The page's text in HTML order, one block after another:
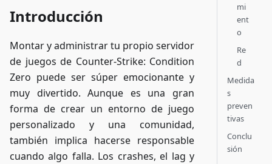
Introducción
Montar y administrar tu propio servidor
de juegos de Counter-Strike: Condition
Zero puede ser súper emocionante y
muy divertido. Aunque es una gran
forma de crear un entorno de juego
personalizado y una comunidad,
también implica hacerse responsable
cuando algo falla. Los crashes, el lag y
mi
ent
o
Re
d
Medida
s
preven
tivas
Conclu
sión